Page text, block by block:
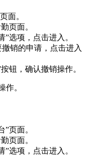
面。
页面。
”选项，点击进入。
销的申请，点击进入
钮，确认撤销操作。
作。
”页面。
页面。
”选项，点击进入。